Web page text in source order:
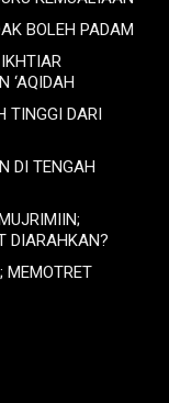
BOLEH PADAM
‘AQIDAH
TINGGI DARI
DI TENGAH
DIARAHKAN?
MEMOTRET